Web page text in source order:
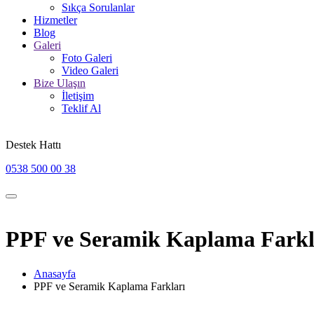
Sıkça Sorulanlar
Hizmetler
Blog
Galeri
Foto Galeri
Video Galeri
Bize Ulaşın
İletişim
Teklif Al
Destek Hattı
0538 500 00 38
PPF ve Seramik Kaplama
Anasayfa
PPF ve Seramik Kaplama Farkları